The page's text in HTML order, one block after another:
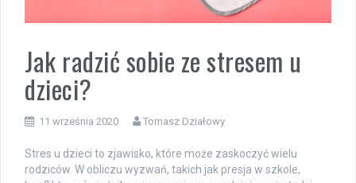
Jak radzić sobie ze stresem u
dzieci?
11 września 2020 Tomasz Działowy
Stres u dzieci to zjawisko, które może zaskoczyć wielu
rodziców. W obliczu wyzwań, takich jak presja w szkole,